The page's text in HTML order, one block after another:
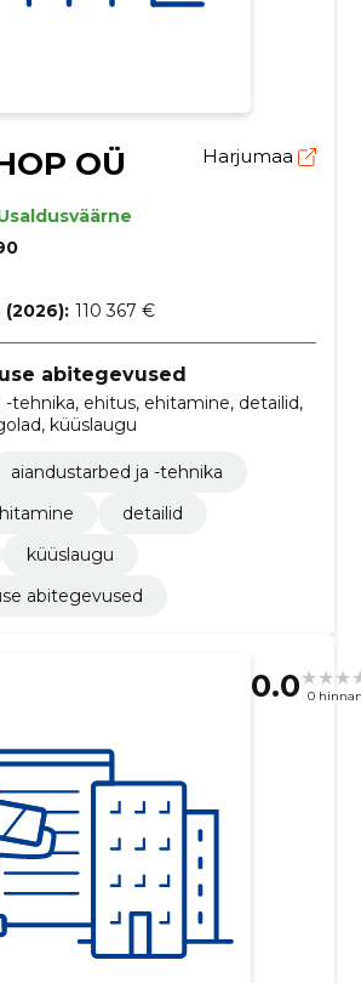
OÜ Harjumaa
110 367 €
abitegevused
-tehnika, ehitus, ehitamine, detailid,
küüslaugu
aiandustarbed ja -tehnika
detailid
küüslaugu
abitegevused
0.0 0